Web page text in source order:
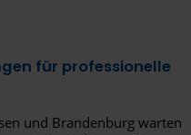
für professionelle
und Brandenburg warten